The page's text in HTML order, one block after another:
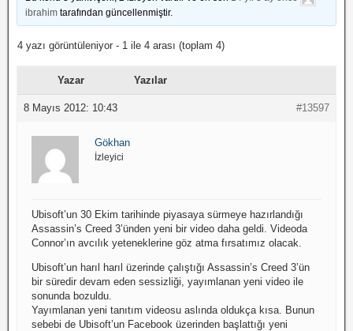
ibrahimtarafından güncellenmiştir.
4 yazı görüntüleniyor - 1 ile 4 arası (toplam 4)
Yazar Yazılar
8 Mayıs 2012: 10:43 #13597
Gökhan
İzleyici
Ubisoft’un 30 Ekim tarihinde piyasaya sürmeye hazırlandığı
Assassin’s Creed 3’ünden yeni bir video daha geldi. Videoda
Connor’ın avcılık yeteneklerine göz atma fırsatımız olacak.
Ubisoft’un harıl harıl üzerinde çalıştığı Assassin’s Creed 3’ün
bir süredir devam eden sessizliği, yayımlanan yeni video ile
sonunda bozuldu.
Yayımlanan yeni tanıtım videosu aslında oldukça kısa. Bunun
sebebi de Ubisoft’un Facebook üzerinden başlattığı yeni